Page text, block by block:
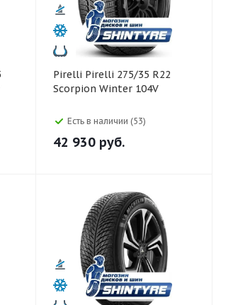
Pirelli Pirelli 275/35 R22
Scorpion Winter 104V
Есть в наличии (53)
42 930 руб.